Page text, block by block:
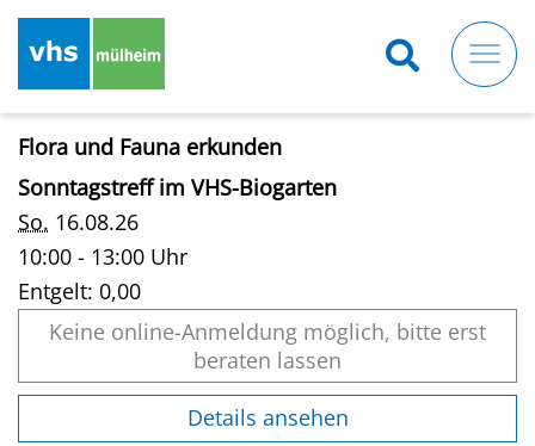
Flora und Fauna erkunden
Sonntagstreff im VHS-Biogarten
So. 16.08.26
10:00 - 13:00 Uhr
Entgelt: 0,00
Keine online-Anmeldung möglich, bitte erst
beraten lassen
Details ansehen